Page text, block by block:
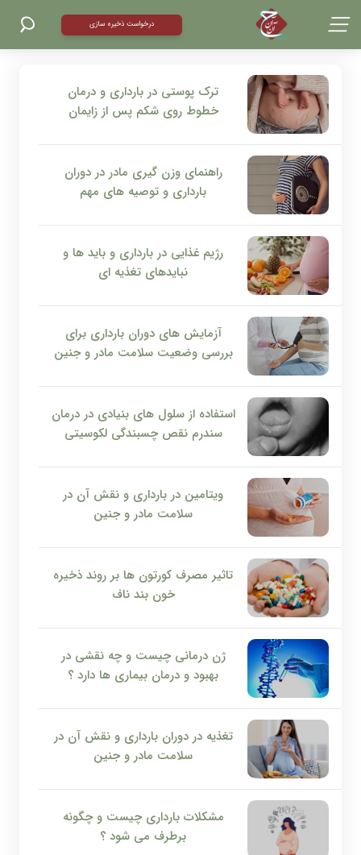
درخواست ذخیره سازی
بروزترین مقالات
ترک پوستی در بارداری و درمان
خطوط روی شکم پس از زایمان
راهنمای وزن گیری مادر در دوران
بارداری و توصیه های مهم
رژیم غذایی در بارداری و باید ها و
نبایدهای تغذیه ای
آزمایش های دوران بارداری برای
بررسی وضعیت سلامت مادر و جنین
استفاده از سلول های بنیادی در درمان
سندرم نقص چسبندگی لکوسیتی
ویتامین در بارداری و نقش آن در
سلامت مادر و جنین
تاثیر مصرف کورتون ها بر روند ذخیره
خون بند ناف
ژن درمانی چیست و چه نقشی در
بهبود و درمان بیماری ها دارد ؟
تغذیه در دوران بارداری و نقش آن در
سلامت مادر و جنین
مشکلات بارداری چیست و چگونه
برطرف می شود ؟